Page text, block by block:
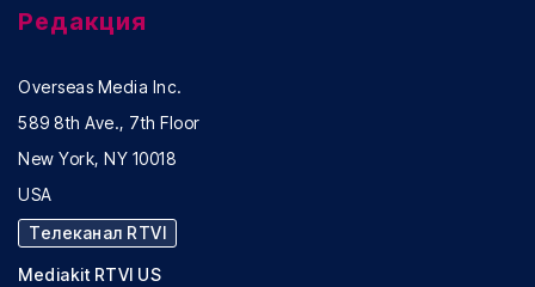
Редакция
Overseas Media Inc.
589 8th Ave., 7th Floor
New York, NY 10018
USA
Телеканал RTVI
Mediakit RTVI US